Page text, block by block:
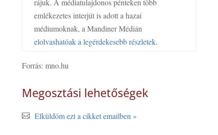
emlékezetes interjút is adott a hazai
médiumoknak, a Mandiner Médián
elolvashatóak a legérdekesebb részletek.
Forrás: mno.hu
Megosztási lehetőségek
Elküldöm ezt a cikket emailben »